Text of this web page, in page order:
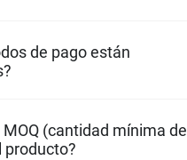
de pago están
MOQ (cantidad mínima de
producto?